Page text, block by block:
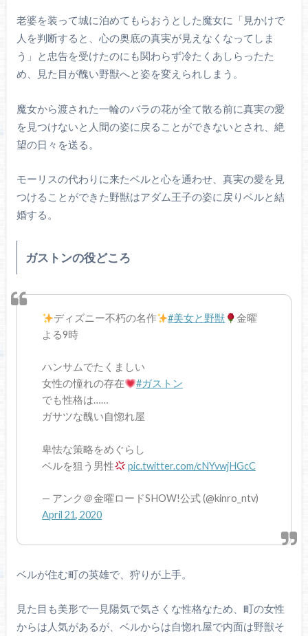
老婆を装って城に泊めてもらおうとした魔女に「見かけで
人を判断すると、心の奥底の真実が見えなくなってしま
う」と忠告を受けたのにも関わらず冷たくあしらったた
め、見た目が醜い野獣へと姿を変えられしまう。
魔女から渡された一輪のバラの花が全て散る前に真実の愛
を見つけないと人間の姿に戻ることができないとされ、絶
望の日々を送る。
モーリスの代わりに来たベルと心を通わせ、真実の愛を見
つけることができた野獣はアダム王子の姿に戻りベルと結
婚する。
ガストンの役どころ
ディズニー不朽の名作 #美女と野獣
金曜
よる9時
ハンサムでたくましい
女性の憧れの存在
#ガストン
でも性格は……
ガサツな醜い自惚れ屋
卑怯な策略をめぐらし
ベルを狙う男性
pic.twitter.com/cNYvwjHGcC
— アンク＠金曜ロードSHOW!公式 (@kinro_ntv)
April 21, 2020
ベルが住む町の英雄で、狩りが上手。
見た目も美形で一見陽気で気さくな性格なため、町の女性
からは人気があるが、ベルからは自惚れ屋で内面は野獣そ